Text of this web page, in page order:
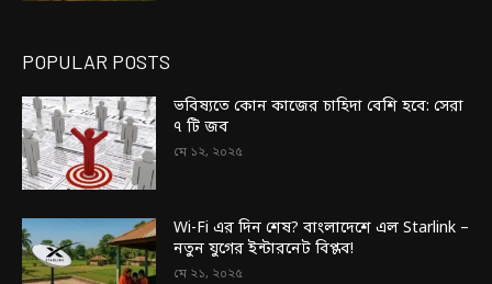
POPULAR POSTS
ভবিষ্যতে কোন কাজের চাহিদা বেশি হবে: সেরা
৭ টি জব
মে ১২, ২০২৫
Wi-Fi এর দিন শেষ? বাংলাদেশে এল Starlink –
নতুন যুগের ইন্টারনেট বিপ্লব!
মে ২১, ২০২৫